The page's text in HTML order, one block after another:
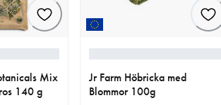
Mix
140 g
Jr Farm Höbricka med
Blommor 100g